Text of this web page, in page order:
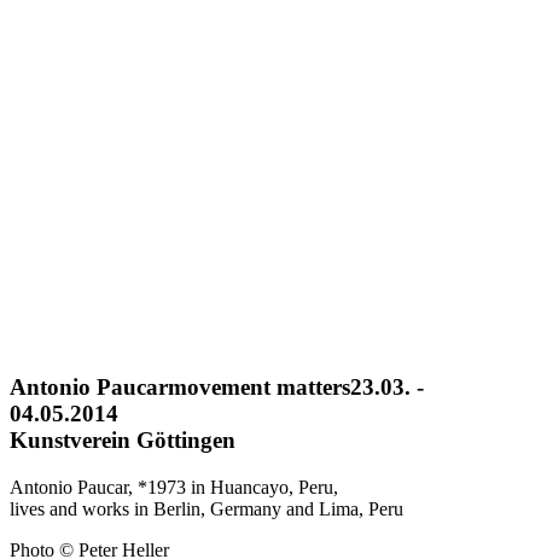
Antonio Paucarmovement matters23.03. -
04.05.2014
Kunstverein Göttingen
Antonio Paucar, *1973 in Huancayo, Peru,
lives and works in Berlin, Germany and Lima, Peru
Photo © Peter Heller